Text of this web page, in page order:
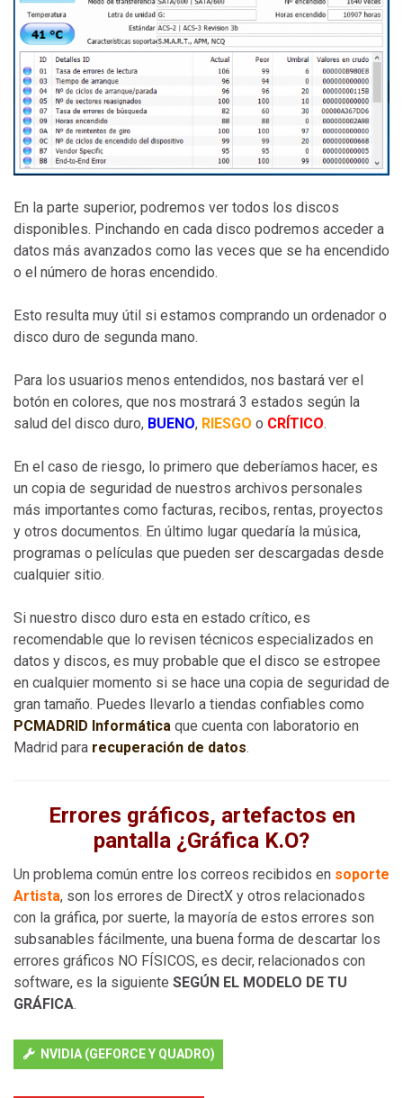
En la parte superior, podremos ver todos los discos
disponibles. Pinchando en cada disco podremos acceder a
datos más avanzados como las veces que se ha encendido
o el número de horas encendido.
Esto resulta muy útil si estamos comprando un ordenador o
disco duro de segunda mano.
Para los usuarios menos entendidos, nos bastará ver el
botón en colores, que nos mostrará 3 estados según la
salud del disco duro, BUENO, RIESGO o CRÍTICO.
En el caso de riesgo, lo primero que deberíamos hacer, es
un copia de seguridad de nuestros archivos personales
más importantes como facturas, recibos, rentas, proyectos
y otros documentos. En último lugar quedaría la música,
programas o películas que pueden ser descargadas desde
cualquier sitio.
Si nuestro disco duro esta en estado crítico, es
recomendable que lo revisen técnicos especializados en
datos y discos, es muy probable que el disco se estropee
en cualquier momento si se hace una copia de seguridad de
gran tamaño. Puedes llevarlo a tiendas confiables como
PCMADRID Informática que cuenta con laboratorio en
Madrid para recuperación de datos.
Errores gráficos, artefactos en
pantalla ¿Gráfica K.O?
Un problema común entre los correos recibidos en soporte
Artista, son los errores de DirectX y otros relacionados
con la gráfica, por suerte, la mayoría de estos errores son
subsanables fácilmente, una buena forma de descartar los
errores gráficos NO FÍSICOS, es decir, relacionados con
software, es la siguiente SEGÚN EL MODELO DE TU
GRÁFICA.
NVIDIA (GEFORCE Y QUADRO)